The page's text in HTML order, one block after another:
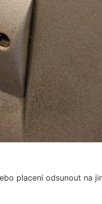
placení odsunout na